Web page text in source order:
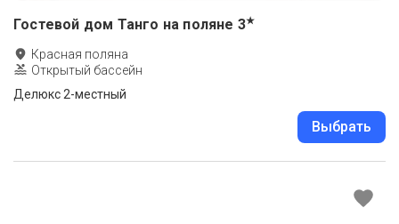
Гостевой дом Танго на поляне 3★
Красная поляна
Открытый бассейн
Делюкс 2-местный
Выбрать